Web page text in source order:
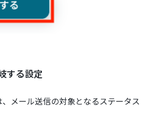
する設定
メール送信の対象となるステータス